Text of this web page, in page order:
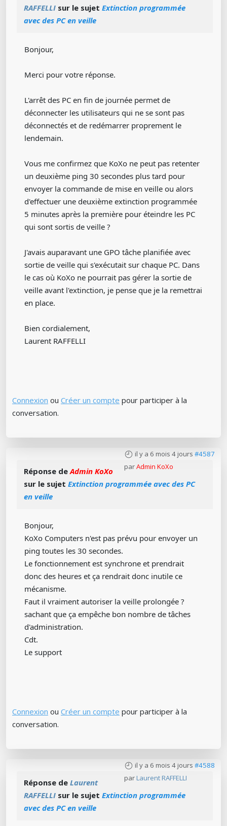
RAFFELLI sur le sujet Extinction programmée
avec des PC en veille
Bonjour,
Merci pour votre réponse.
L'arrêt des PC en fin de journée permet de
déconnecter les utilisateurs qui ne se sont pas
déconnectés et de redémarrer proprement le
lendemain.
Vous me confirmez que KoXo ne peut pas retenter
un deuxième ping 30 secondes plus tard pour
envoyer la commande de mise en veille ou alors
d'effectuer une deuxième extinction programmée
5 minutes après la première pour éteindre les PC
qui sont sortis de veille ?
J'avais auparavant une GPO tâche planifiée avec
sortie de veille qui s'exécutait sur chaque PC. Dans
le cas où KoXo ne pourrait pas gérer la sortie de
veille avant l'extinction, je pense que je la remettrai
en place.
Bien cordialement,
Laurent RAFFELLI
Connexion ou Créer un compte pour participer à la
conversation.
il y a 6 mois 4 jours #4587
parAdmin KoXo
Réponse deAdmin KoXo
sur le sujet Extinction programmée avec des PC
en veille
Bonjour,
KoXo Computers n'est pas prévu pour envoyer un
ping toutes les 30 secondes.
Le fonctionnement est synchrone et prendrait
donc des heures et ça rendrait donc inutile ce
mécanisme.
Faut il vraiment autoriser la veille prolongée ?
sachant que ça empêche bon nombre de tâches
d'administration.
Cdt.
Le support
Connexion ou Créer un compte pour participer à la
conversation.
il y a 6 mois 4 jours #4588
par Laurent RAFFELLI
Réponse de Laurent
RAFFELLI sur le sujet Extinction programmée
avec des PC en veille